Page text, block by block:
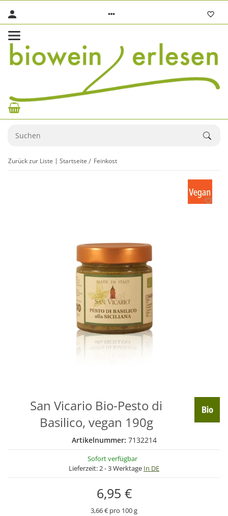
Zurück zur Liste Startseite Feinkost
San Vicario Bio-Pesto di
Basilico, vegan 190g
Artikelnummer: 7132214
Sofort verfügbar
Lieferzeit:2 - 3 Werktage In DE
6,95 €
3,66 € pro 100 g